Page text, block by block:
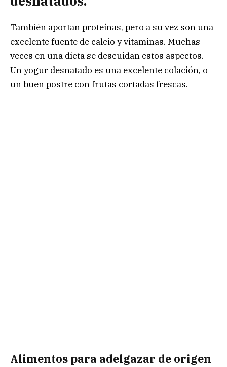
También aportan proteínas, pero a su vez son una
excelente fuente de calcio y vitaminas. Muchas
veces en una dieta se descuidan estos aspectos.
Un yogur desnatado es una excelente colación, o
un buen postre con frutas cortadas frescas.
Alimentos para adelgazar de origen